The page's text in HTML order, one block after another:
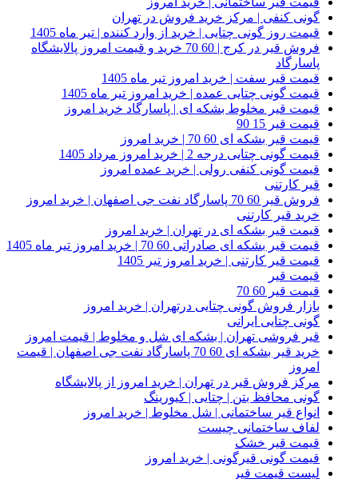
گونی کنفی | مرکز خرید فروش در تهران
قیمت روز گونی چتایی | خرید از وارد کننده | تیر ماه 1405
فروش قیر در کرج | 60 70 خرید و قیمت امروز پالایشگاه
پاسارگاد
قیمت قیر سفت | خرید امروز تیر ماه 1405
قیمت گونی چتایی عمده | خرید امروز تیر ماه 1405
قیمت قیر مخلوط بشکه ای | پاسارگاد خرید امروز
قیمت قیر 15 90
قیمت قیر بشکه ای 60 70 | خرید امروز
قیمت گونی چتایی درجه 2 | خرید امروز مرداد 1405
قیمت گونی کنفی رولی | خرید عمده امروز
قیر کارتنی
فروش قیر 60 70 پاسارگاد نفت جی اصفهان | خرید امروز
خرید قیر کارتنی
قیمت قیر بشکه ای در تهران | خرید امروز
قیمت قیر بشکه ای صادراتی 60 70 | خرید امروز تیر ماه 1405
قیمت قیر کارتنی | خرید امروز تیر 1405
قیمت قیر
قیمت قیر 60 70
بازار فروش گونی چتایی درتهران | خرید امروز
گونی چتایی ایرانی
قیر فروشی تهران | بشکه ای شل و مخلوط | قیمت امروز
خرید قیر بشکه ای 60 70 پاسارگاد نفت جی اصفهان | قیمت
امروز
مرکز فروش قیر در تهران | خرید امروز از پالایشگاه
گونی محافظ بتن | چتایی | کیورینگ
انواع قیر ساختمانی | شل مخلوط | خرید امروز
لفاف ساختمانی چیست
قیمت قیر خشک
قیمت گونی قیرگونی | خرید امروز
لیست قیمت قیر